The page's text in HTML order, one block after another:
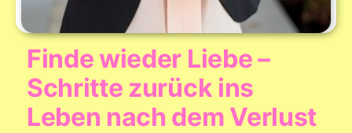
Finde wieder Liebe –
Schritte zurück ins
Leben nach dem Verlust